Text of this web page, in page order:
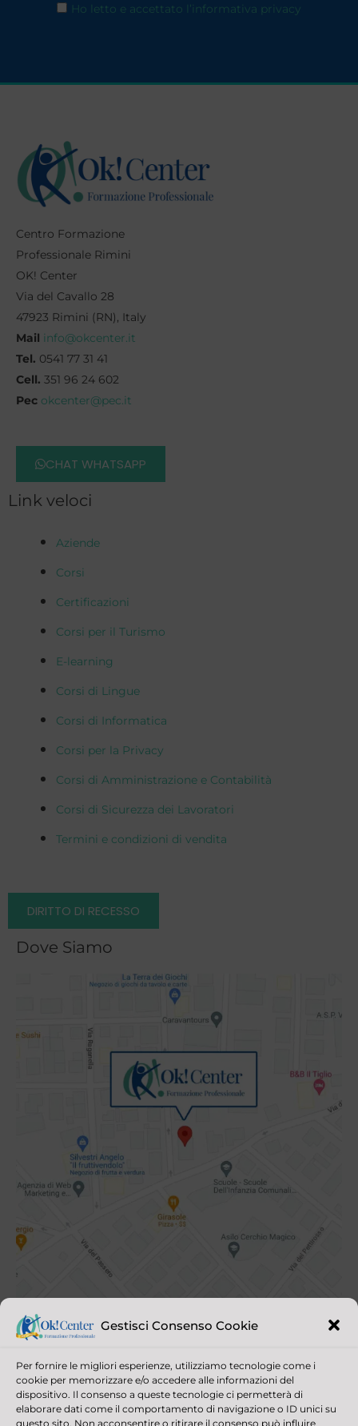
Gestisci Consenso Cookie
Per fornire le migliori esperienze, utilizziamo tecnologie come i
cookie per memorizzare e/o accedere alle informazioni del
dispositivo. Il consenso a queste tecnologie ci permetterà di
elaborare dati come il comportamento di navigazione o ID unici su
questo sito. Non acconsentire o ritirare il consenso può influire
Ho letto e accettato l’informativa privacy
Centro Formazione
Professionale Rimini
OK! Center
Via del Cavallo 28
47923 Rimini (RN), Italy
Mail info@okcenter.it
Tel. 0541 77 31 41
Cell. 351 96 24 602
Pec okcenter@pec.it
CHAT WHATSAPP
Link veloci
Aziende
Corsi
Certificazioni
Corsi per il Turismo
E-learning
Corsi di Lingue
Corsi di Informatica
Corsi per la Privacy
Corsi di Amministrazione e Contabilità
Corsi di Sicurezza dei Lavoratori
Termini e condizioni di vendita
DIRITTO DI RECESSO
Dove Siamo